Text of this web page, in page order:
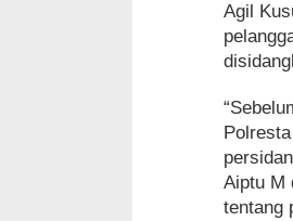
Agil
Aiptu M
tentang